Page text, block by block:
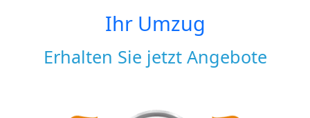
Ihr Umzug
Erhalten Sie jetzt Angebote